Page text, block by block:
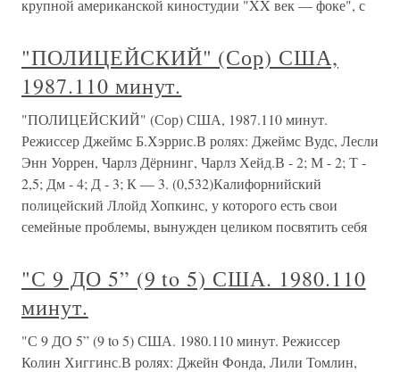
крупной американской киностудии "XX век — фоке", с
"ПОЛИЦЕЙСКИЙ" (Сор) США,
1987.110 минут.
"ПОЛИЦЕЙСКИЙ" (Сор) США, 1987.110 минут.
Режиссер Джеймс Б.Хэррис.В ролях: Джеймс Вудс, Лесли
Энн Уоррен, Чарлз Дёрнинг, Чарлз Хейд.В - 2; М - 2; Т -
2,5; Дм - 4; Д - 3; К — 3. (0,532)Калифорнийский
полицейский Ллойд Хопкинс, у которого есть свои
семейные проблемы, вынужден целиком посвятить себя
"С 9 ДО 5” (9 to 5) США. 1980.110
минут.
"С 9 ДО 5” (9 to 5) США. 1980.110 минут. Режиссер
Колин Хиггинс.В ролях: Джейн Фонда, Лили Томлин,